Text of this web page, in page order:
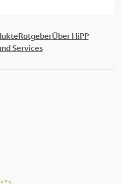
RatgeberÜber HiPP
Services